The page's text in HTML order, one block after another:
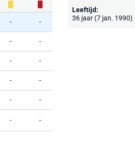
- -
- -
- -
- -
- -
- -
Leeftijd:
36 jaar (7 jan. 1990)